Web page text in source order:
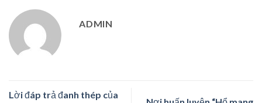
ADMIN
Lời đáp trả đanh thép của